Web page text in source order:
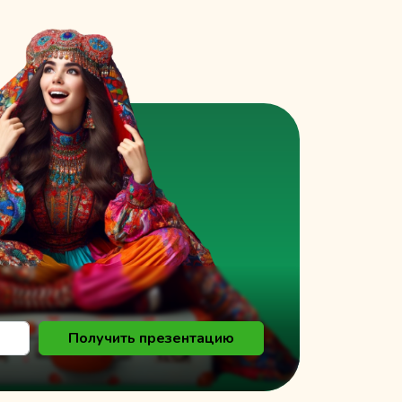
Получить презентацию